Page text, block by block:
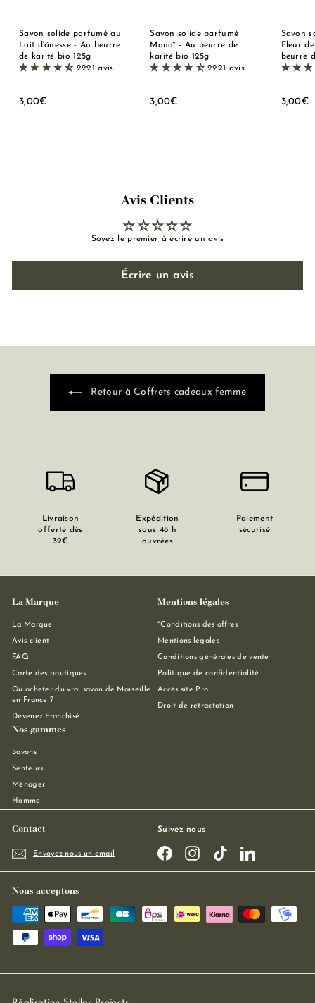
Savon solide parfumé au
Lait d'ânesse - Au beurre
de karité bio 125g
2221 avis
3,00€3
Savon solide parfumé
Monoï - Au beurre de
karité bio 125g
2221 avis
3,00€3
Savon
Fleur
beurre
3,00€3
Avis Clients
Soyez le premier à écrire un avis
Écrire un avis
Retour à Coffrets cadeaux femme
Livraison
offerte dès
39€
Expédition
sous 48 h
ouvrées
Paiement
sécurisé
La Marque
La Marque
Avis client
FAQ
Carte des boutiques
Où acheter du vrai savon de Marseille
en France ?
Devenez Franchisé
Mentions légales
*Conditions des offres
Mentions légales
Conditions générales de vente
Politique de confidentialité
Accès site Pro
Droit de rétractation
Nos gammes
Savons
Senteurs
Ménager
Homme
Contact
Envoyez-nous un email
Suivez nous
FacebookInstagramTikTok LinkedIn
Nous acceptons